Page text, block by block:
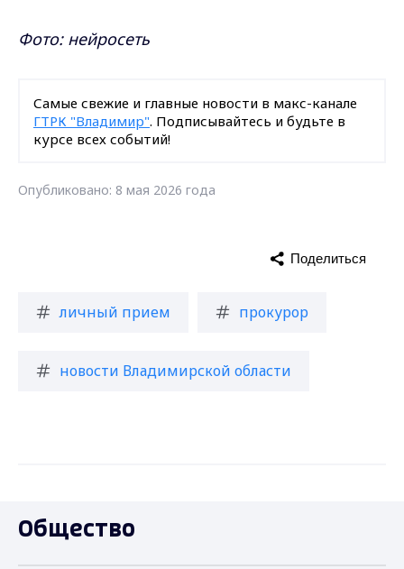
Фото: нейросеть
Самые свежие и главные новости в макс-канале
ГТРК "Владимир". Подписывайтесь и будьте в
курсе всех событий!
Опубликовано: 8 мая 2026 года
личный прием прокурор
новости Владимирской области
Поделиться
Общество